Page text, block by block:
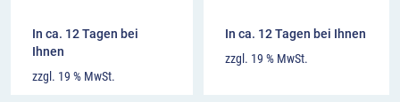
In ca. 12 Tagen bei
Ihnen
zzgl. 19 % MwSt.
In ca. 12 Tagen bei Ihnen
zzgl. 19 % MwSt.